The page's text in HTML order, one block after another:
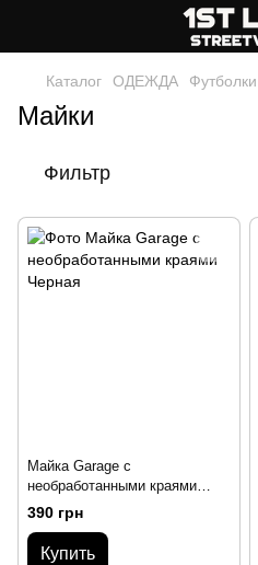
Каталог ОДЕЖДА Футболки
Майки
Фильтр
Майка Garage с
необработанными краями
Черная
390 грн
Купить